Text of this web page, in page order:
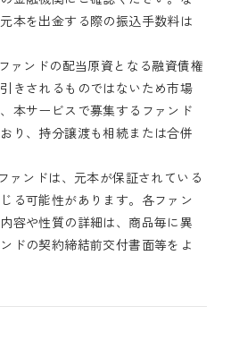
本を出金する際の振込手数料は
ァンドの配当原資となる融資債権
きされるものではないため市場
本サービスで募集するファンド
り、持分譲渡も相続または合併
ァンドは、元本が保証されている
る可能性があります。各ファン
容や性質の詳細は、商品毎に異
ドの契約締結前交付書面等をよ